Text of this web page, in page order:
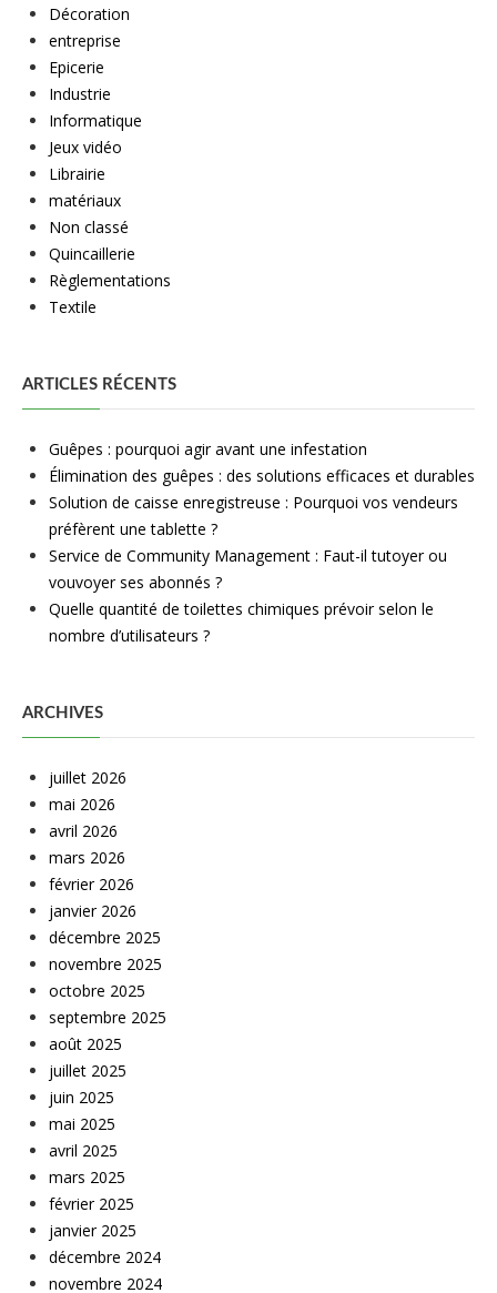
Décoration
entreprise
Epicerie
Industrie
Informatique
Jeux vidéo
Librairie
matériaux
Non classé
Quincaillerie
Règlementations
Textile
ARTICLES RÉCENTS
Guêpes : pourquoi agir avant une infestation
Élimination des guêpes : des solutions efficaces et durables
Solution de caisse enregistreuse : Pourquoi vos vendeurs
préfèrent une tablette ?
Service de Community Management : Faut-il tutoyer ou
vouvoyer ses abonnés ?
Quelle quantité de toilettes chimiques prévoir selon le
nombre d’utilisateurs ?
ARCHIVES
juillet 2026
mai 2026
avril 2026
mars 2026
février 2026
janvier 2026
décembre 2025
novembre 2025
octobre 2025
septembre 2025
août 2025
juillet 2025
juin 2025
mai 2025
avril 2025
mars 2025
février 2025
janvier 2025
décembre 2024
novembre 2024